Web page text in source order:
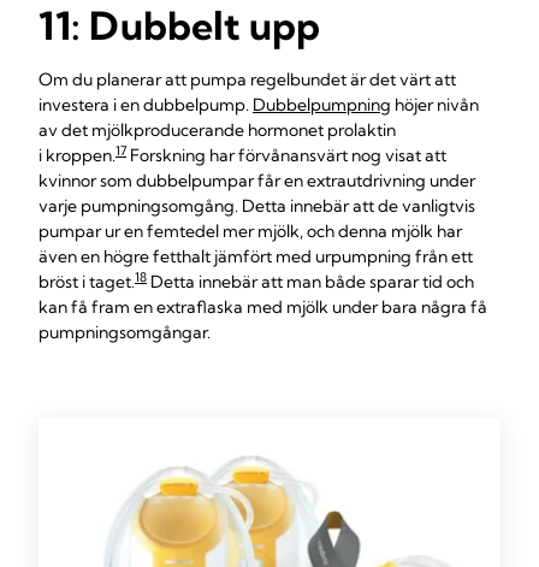
11: Dubbelt upp
Om du planerar att pumpa regelbundet är det värt att
investera i en dubbelpump. Dubbelpumpning höjer nivån
av det mjölkproducerande hormonet prolaktin
i kroppen.17 Forskning har förvånansvärt nog visat att
kvinnor som dubbelpumpar får en extrautdrivning under
varje pumpningsomgång. Detta innebär att de vanligtvis
pumpar ur en femtedel mer mjölk, och denna mjölk har
även en högre fetthalt jämfört med urpumpning från ett
bröst i taget.18 Detta innebär att man både sparar tid och
kan få fram en extraflaska med mjölk under bara några få
pumpningsomgångar.